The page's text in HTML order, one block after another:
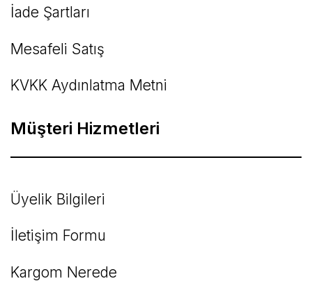
İade Şartları
Mesafeli Satış
KVKK Aydınlatma Metni
Müşteri Hizmetleri
Üyelik Bilgileri
İletişim Formu
Kargom Nerede